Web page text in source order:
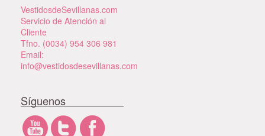
VestidosdeSevillanas.com
Servicio de Atención al
Cliente
Tfno. (0034) 954 306 981
Email:
info@vestidosdesevillanas.com
Síguenos